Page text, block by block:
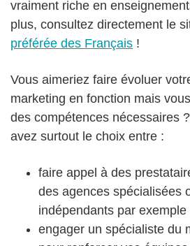
vraiment riche en
plus, consultez directement le
préférée des Français !
Vous aimeriez faire évoluer
marketing en fonction mais
des compétences nécessaires
avez surtout le choix entre :
faire appel à des
des agences spécialisées
indépendants par exemple
engager un spécialiste du